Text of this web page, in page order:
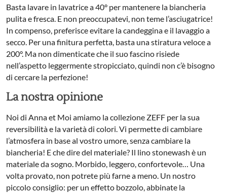
Basta lavare in lavatrice a 40° per mantenere la biancheria
pulita e fresca. E non preoccupatevi, non teme l’asciugatrice!
In compenso, preferisce evitare la candeggina e il lavaggio a
secco. Per una finitura perfetta, basta una stiratura veloce a
200°. Ma non dimenticate che il suo fascino risiede
nell’aspetto leggermente stropicciato, quindi non c’è bisogno
di cercare la perfezione!
La nostra opinione
Noi di Anna et Moi amiamo la collezione ZEFF per la sua
reversibilità e la varietà di colori. Vi permette di cambiare
l’atmosfera in base al vostro umore, senza cambiare la
biancheria! E che dire del materiale? Il lino stonewash è un
materiale da sogno. Morbido, leggero, confortevole… Una
volta provato, non potrete più farne a meno. Un nostro
piccolo consiglio: per un effetto bozzolo, abbinate la